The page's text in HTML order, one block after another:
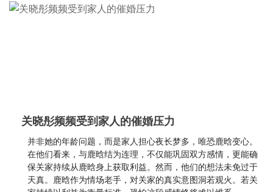
关晓彤频频受到家人的催婚压力
并非她的年龄问题，而是家人担心夜长梦多，唯恐鹿晗变心。
在他们看来，与鹿晗结为连理，不仅能巩固双方感情，更能确
保关家持续从鹿晗身上获取利益。然而，他们的想法未免过于
天真。鹿晗作为情场老手，对关家的真实意图洞若观火。若关